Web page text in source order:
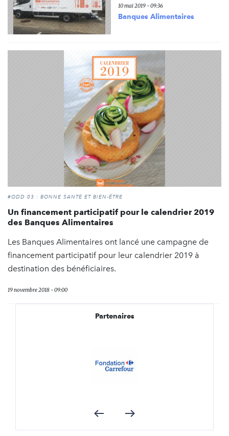
10 mai 2019 - 09:36
Banques Alimentaires
#ODD 03 : BONNE SANTÉ ET BIEN-ÊTRE
Un financement participatif pour le calendrier 2019
des Banques Alimentaires
Les Banques Alimentaires ont lancé une campagne de
financement participatif pour leur calendrier 2019 à
destination des bénéficiaires.
19 novembre 2018 - 09:00
Partenaires